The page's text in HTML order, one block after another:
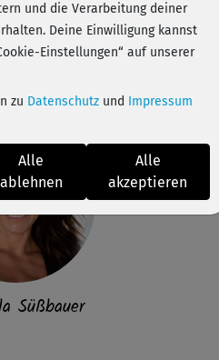
Wasserflaschen
Süßbauer
und die Verarbeitung deiner
Deine Einwilligung kannst
Einstellungen“ auf unserer
zu Datenschutz und Impressum
Alle
ablehnen
Alle
akzeptieren